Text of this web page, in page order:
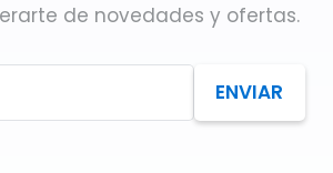
de novedades y ofertas.
ENVIAR